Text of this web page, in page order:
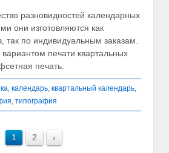
разновидностей календарных
они изготовляются как
так по индивидуальным заказам.
печати квартальных
печать.
календарь квартальный календарь
типография
1 2 ›